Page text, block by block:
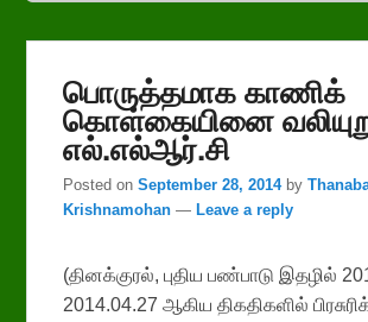
பொருத்தமாக காணிக்
கொள்கையினை
எல்.எல்ஆர்.சி
Posted onSeptember 28, 2014 by
Krishnamohan —Leave a reply
(தினக்குரல், புதிய பண்பாடு இதழில்
2014.04.27 ஆகிய திகதிகளில்